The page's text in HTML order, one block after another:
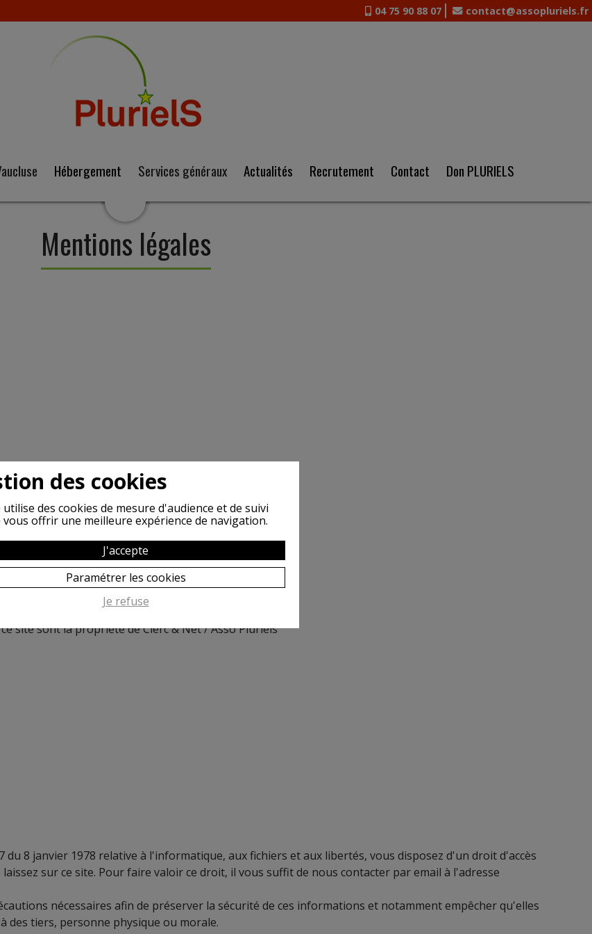
04 75 90 88 07 contact@assopluriels.fr
Hébergement Services généraux Actualités Recrutement Contact Don PLURIELS
Mentions légales
site sont la propriété de Clerc & Net / Asso Pluriels
8 janvier 1978 relative à l'informatique, aux fichiers et aux libertés, vous disposez d'un droit d'accès
sur ce site. Pour faire valoir ce droit, il vous suffit de nous contacter par email à l'adresse
nécessaires afin de préserver la sécurité de ces informations et notamment empêcher qu'elles
des tiers, personne physique ou morale.
des cookies
utilise des cookies de mesure d'audience et de suivi
vous offrir une meilleure expérience de navigation.
J'accepte
Paramétrer les cookies
Je refuse